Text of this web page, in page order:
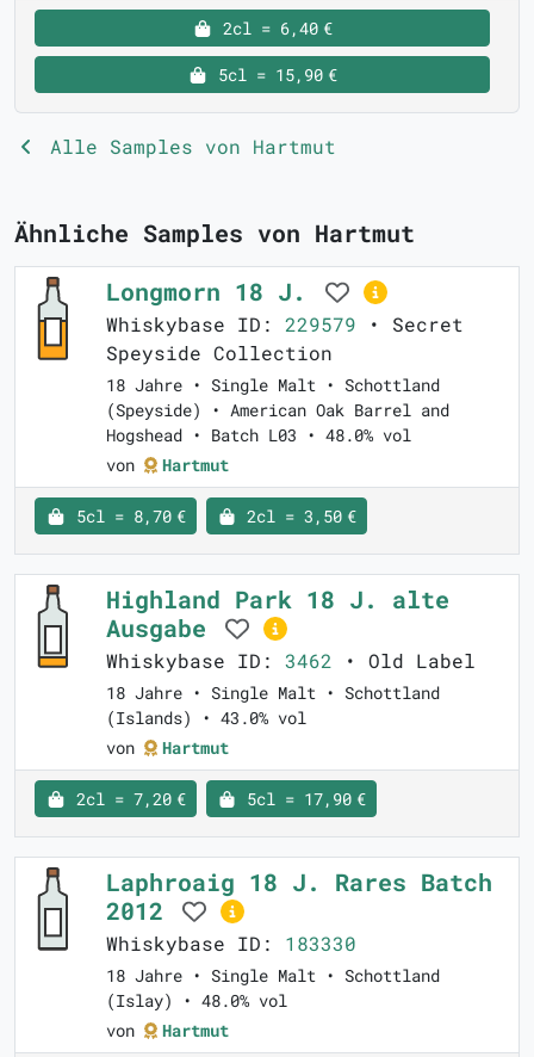
2cl = 6,40 €
5cl = 15,90 €
Alle Samples von Hartmut
Ähnliche Samples von Hartmut
Longmorn 18 J.
Whiskybase ID: 229579 • Secret
Speyside Collection
18 Jahre • Single Malt • Schottland
(Speyside) • American Oak Barrel and
Hogshead • Batch L03 • 48.0% vol
von
Hartmut
5cl = 8,70 € 2cl = 3,50 €
Highland Park 18 J. alte
Ausgabe
Whiskybase ID: 3462 • Old Label
18 Jahre • Single Malt • Schottland
(Islands) • 43.0% vol
von
Hartmut
2cl = 7,20 € 5cl = 17,90 €
Laphroaig 18 J. Rares Batch
2012
Whiskybase ID: 183330
18 Jahre • Single Malt • Schottland
(Islay) • 48.0% vol
von
Hartmut